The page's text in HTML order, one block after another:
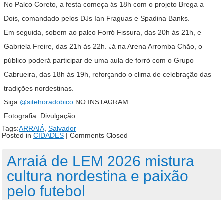
No Palco Coreto, a festa começa às 18h com o projeto Brega a
Dois, comandado pelos DJs Ian Fraguas e Spadina Banks.
Em seguida, sobem ao palco Forró Fissura, das 20h às 21h, e
Gabriela Freire, das 21h às 22h. Já na Arena Arromba Chão, o
público poderá participar de uma aula de forró com o Grupo
Cabrueira, das 18h às 19h, reforçando o clima de celebração das
tradições nordestinas.
Siga @sitehoradobico NO INSTAGRAM
Fotografia: Divulgação
Tags:ARRAIÁ Salvador
Posted in CIDADES | Comments Closed
Arraiá de LEM 2026 mistura
cultura nordestina e paixão
pelo futebol